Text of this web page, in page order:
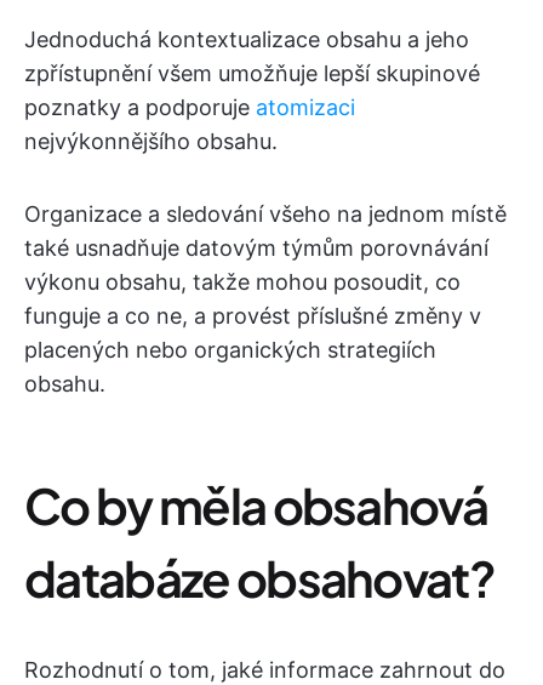
Jednoduchá kontextualizace obsahu a jeho
zpřístupnění všem umožňuje lepší skupinové
poznatky a podporuje atomizaci
nejvýkonnějšího obsahu.
Organizace a sledování všeho na jednom místě
také usnadňuje datovým týmům porovnávání
výkonu obsahu, takže mohou posoudit, co
funguje a co ne, a provést příslušné změny v
placených nebo organických strategiích
obsahu.
Co by měla obsahová
databáze obsahovat?
Rozhodnutí o tom, jaké informace zahrnout do